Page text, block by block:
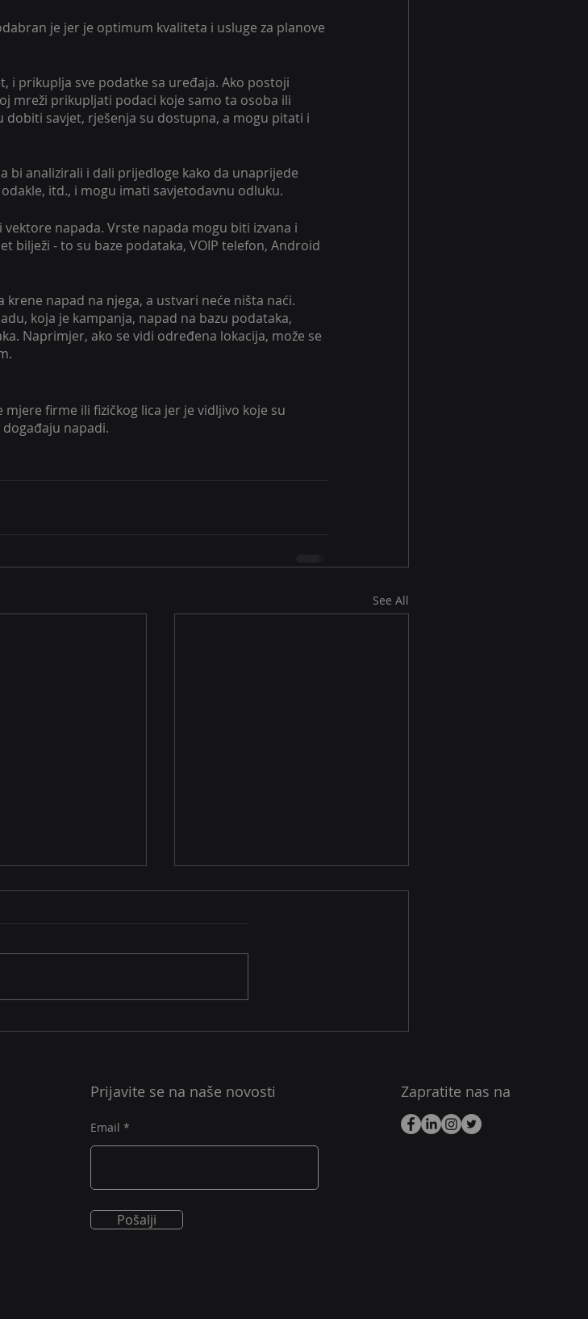
je jer je optimum kvaliteta i usluge za planove
i prikuplja sve podatke sa uređaja. Ako postoji
mreži prikupljati podaci koje samo ta osoba ili
savjet, rješenja su dostupna, a mogu pitati i
bi analizirali i dali prijedloge kako da unaprijede
itd., i mogu imati savjetodavnu odluku.
napada. Vrste napada mogu biti izvana i
bilježi - to su baze podataka, VOIP telefon, Android
napad na njega, a ustvari neće ništa naći.
koja je kampanja, napad na bazu podataka,
Naprimjer, ako se vidi određena lokacija, može se
firme ili fizičkog lica jer je vidljivo koje su
napadi.
See All
serija o cyber
u praksi
Mjesečna serija o cyber
Prijavite se na naše novosti
Email
Pošalji
Zapratite nas na